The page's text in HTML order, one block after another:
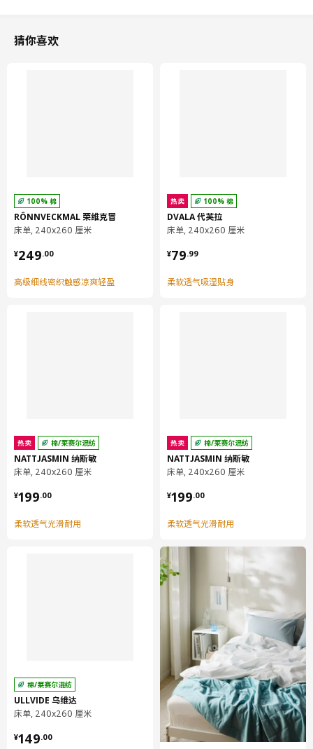
猜你喜欢
100% 棉
RÖNNVECKMAL 荣维克冒
床单, 240x260 厘米
¥249.00
¥ 249.00
高级细线密织触感凉爽轻盈
热卖 棉/莱赛尔混纺
NATTJASMIN 纳斯敏
床单, 240x260 厘米
¥199.00
¥ 199.00
柔软透气光滑耐用
棉/莱赛尔混纺
ULLVIDE 乌维达
床单, 240x260 厘米
¥149.00
¥ 149.00
热卖 100% 棉
DVALA 代芙拉
床单, 240x260 厘米
¥79.99
¥ 79.99
柔软透气吸湿贴身
热卖 棉/莱赛尔混纺
NATTJASMIN 纳斯敏
床单, 240x260 厘米
¥199.00
¥ 199.00
柔软透气光滑耐用